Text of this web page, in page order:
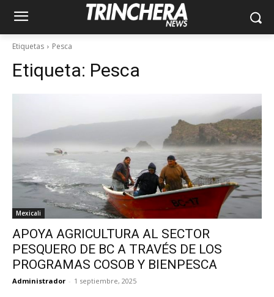
Etiquetas Pesca
Etiqueta: Pesca
Mexicali
APOYA AGRICULTURA AL SECTOR
PESQUERO DE BC A TRAVÉS DE LOS
PROGRAMAS COSOB Y BIENPESCA
Administrador - 1 septiembre, 2025